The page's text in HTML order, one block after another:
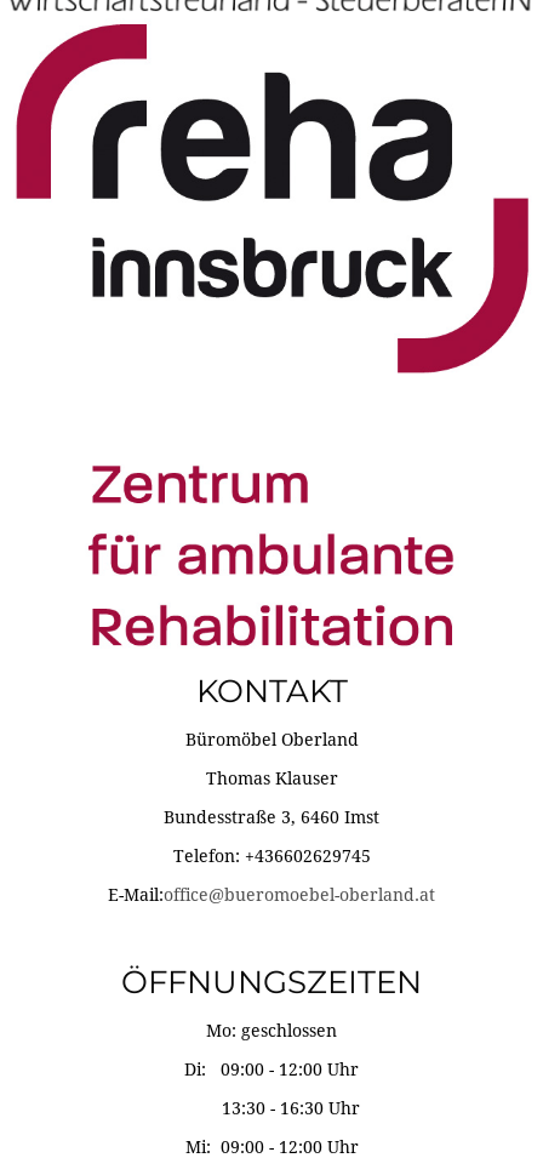
KONTAKT
Büromöbel Oberland
Thomas Klauser
Bundesstraße 3, 6460 Imst
Telefon: +436602629745
E-Mail:office@bueromoebel-oberland.at
ÖFFNUNGSZEITEN
Mo: geschlossen
Di: 09:00 - 12:00 Uhr
13:30 - 16:30 Uhr
Mi: 09:00 - 12:00 Uhr